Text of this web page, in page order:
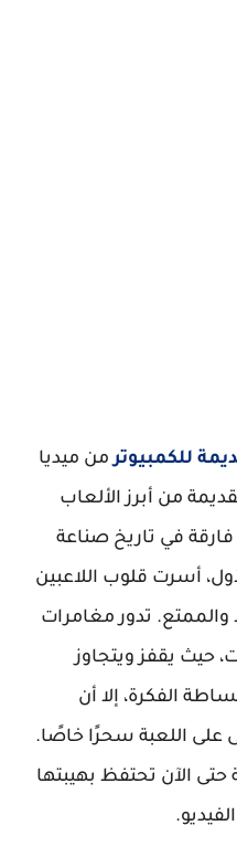
للكمبيوترمن ميديا
من أبرز الألعاب
في تاريخ صناعة
أسرت قلوب اللاعبين
تدور مغامرات
حيث يقفز ويتجاوز
الفكرة، إلا أن
على اللعبة سحرًا خاصًا.
حتى الآن تحتفظ بهيبتها